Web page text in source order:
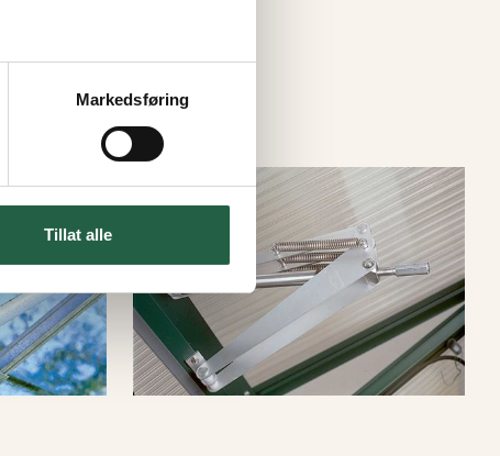
Markedsføring
Tillat alle